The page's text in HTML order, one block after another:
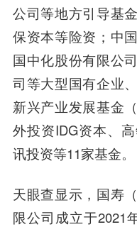
公司等地方引导基
保资本等险资； 中
国中化股份有限公
司等大型国有企业
新兴产业发展基金
外投资IDG资本、
讯投资等11家基金。
天眼查显示，国寿
限公司成立于2021